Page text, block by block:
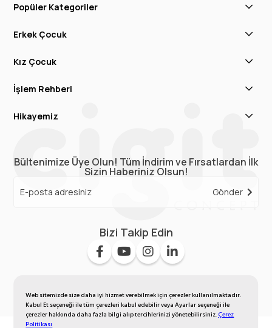
Web sitemizde size daha iyi hizmet verebilmek için çerezler kullanılmaktadır.
Kabul Et seçeneği ile tüm çerezleri kabul edebilir veya Ayarlar seçeneği ile
çerezler hakkında daha fazla bilgi alıp tercihlerinizi yönetebilirsiniz.Çerez
Politikası
Popüler Kategoriler
Erkek Çocuk
Kız Çocuk
İşlem Rehberi
Hikayemiz
Bültenimize Üye Olun! Tüm İndirim ve Fırsatlardan İlk
Sizin Haberiniz Olsun!
Gönder
Bizi Takip Edin